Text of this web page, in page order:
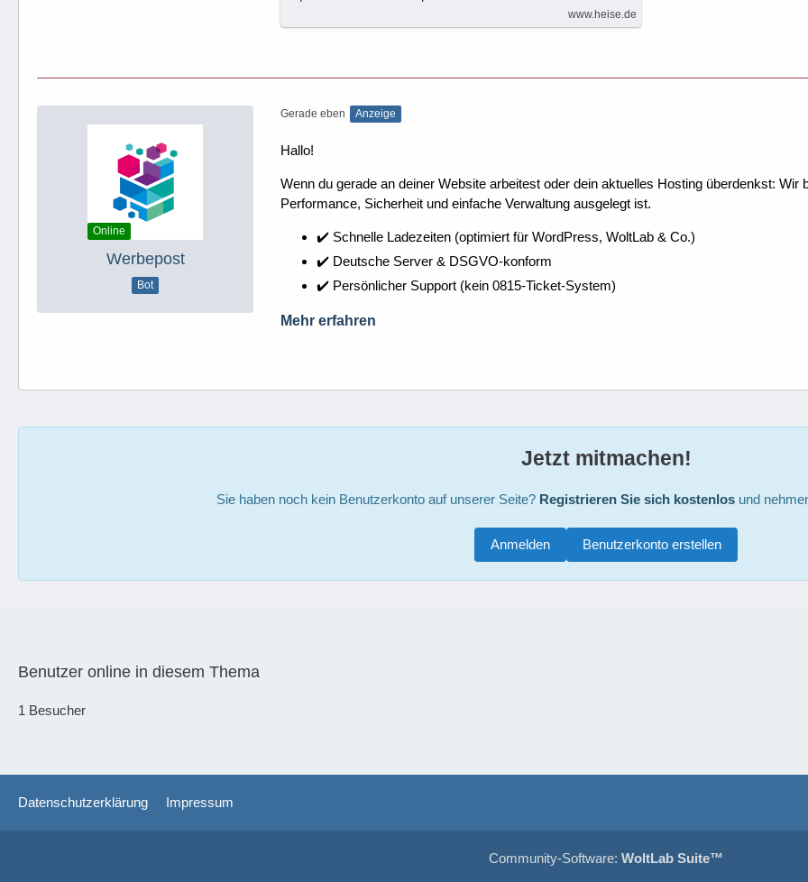
www.heise.de
Online
Werbepost
Bot
Gerade eben Anzeige
Hallo!
Wenn du gerade an deiner Website arbeitest oder dein aktuelles Hosting überdenkst:
Performance, Sicherheit und einfache Verwaltung ausgelegt ist.
✔️ Schnelle Ladezeiten (optimiert für WordPress, WoltLab & Co.)
✔️ Deutsche Server & DSGVO-konform
✔️ Persönlicher Support (kein 0815-Ticket-System)
Mehr erfahren
Jetzt mitmachen!
Sie haben noch kein Benutzerkonto auf unserer Seite? Registrieren Sie sich kostenlosund
Benutzerkonto erstellen
Anmelden
Benutzer online in diesem Thema
1 Besucher
Datenschutzerklärung Impressum
Community-Software: WoltLab Suite™